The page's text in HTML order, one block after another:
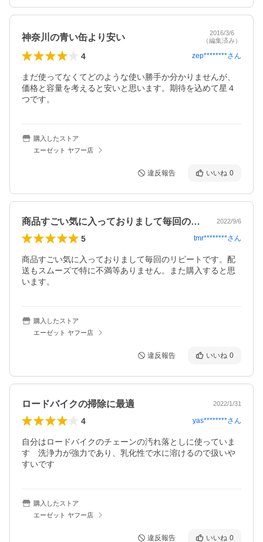
神奈川の青い缶より安い
2016/3/6
（編集済み）
4 zep********さん
まだ使ってなくてどのような使い勝手か分かりませんが、
価格と容量を考えると安いと思います。期待を込めて星４
つです。
購入したストア
エーゼット ヤフー店
違反報告 いいね 0
商品すごい気に入っておりまして毎回のリ… 2022/9/6
5 tmr********さん
商品すごい気に入っておりまして毎回のリピートです。配
送もスムーズで特に不満等ありません。また購入すると思
います。
購入したストア
エーゼット ヤフー店
違反報告 いいね 0
ロードバイクの掃除に最適 2022/1/31
4 yas********さん
自分はロードバイクのチェーンの汚れ落としに使っていま
す　洗浄力が強力であり、乳化性で水に溶けるので扱いや
すいです
購入したストア
エーゼット ヤフー店
違反報告 いいね 0